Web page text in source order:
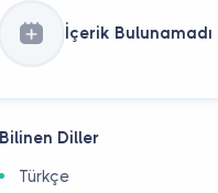
İçerik Bulunamadı
Bilinen Diller
Türkçe